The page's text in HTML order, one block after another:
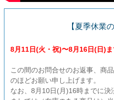
【夏季休業
8月11日(火・祝)〜8月16日(日)
この間のお問合せのお返事、商
のほどお願い申し上げます。
なお、8月10日(月)16時までに決